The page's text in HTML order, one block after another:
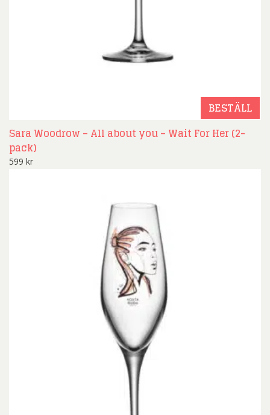
BESTÄLL
Sara Woodrow – All about you – Wait For Her (2-
pack)
599 kr